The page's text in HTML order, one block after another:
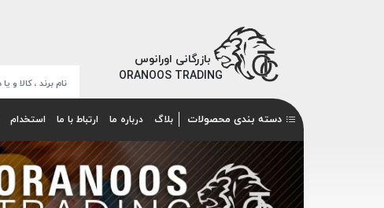
بازرگانی اورانوس
ORANOOS TRADING
دسته بندی محصولات بلاگ درباره ما ارتباط با ما استخدام